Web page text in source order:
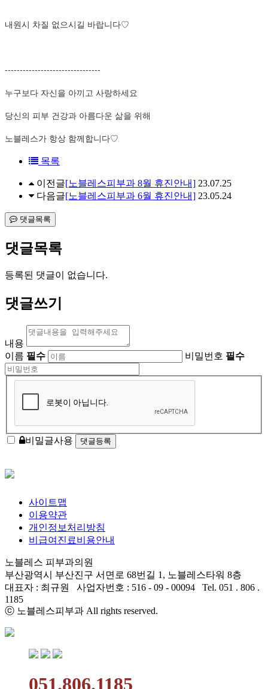
내원시 차질 없으시길 바랍니다♡
--------------------------------
누구보다 자신을 아끼고 사랑하세요
당신의 피부 건강과 아름다운 삶을 위해
노블레스가 항상 함께합니다♡
목록
이전글[노블레스피부과 8월 휴진안내] 23.07.25
다음글[노블레스피부과 6월 휴진안내] 23.05.24
댓글목록
댓글목록
등록된 댓글이 없습니다.
댓글쓰기
내용
이름 필수 비밀번호 필수
비밀글사용
사이트맵
이용약관
개인정보처리방침
비급여진료비용안내
노블레스 피부과의원
부산광역시 부산진구 서면로 68번길 1, 노블레스타워 8층
대표자 : 최규원 사업자번호 : 516 - 09 - 00094 Tel. 051 . 806 .
1185
ⓒ 노블레스피부과 All rights reserved.
051.806.1185